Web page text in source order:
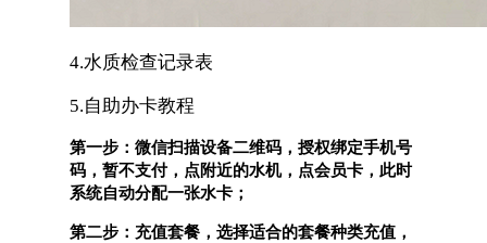
4.水质检查记录表
5.自助办卡教程
第一步：微信扫描设备二维码，授权绑定手机号
码，暂不支付，点附近的水机，点会员卡，此时
系统自动分配一张水卡；
第二步：充值套餐，选择适合的套餐种类充值，